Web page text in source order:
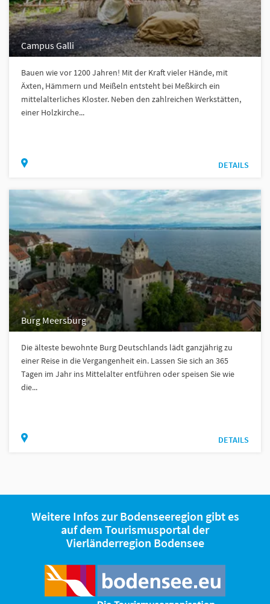
Campus Galli
Bauen wie vor 1200 Jahren! Mit der Kraft vieler Hände, mit
Äxten, Hämmern und Meißeln entsteht bei Meßkirch ein
mittelalterliches Kloster. Neben den zahlreichen Werkstätten,
einer Holzkirche...
DETAILS
Burg Meersburg
Die älteste bewohnte Burg Deutschlands lädt ganzjährig zu
einer Reise in die Vergangenheit ein. Lassen Sie sich an 365
Tagen im Jahr ins Mittelalter entführen oder speisen Sie wie
die...
DETAILS
Weitere Infos zur Bodenseeregion gibt es
auf dem Tourismusportal der
Vierländerregion Bodensee